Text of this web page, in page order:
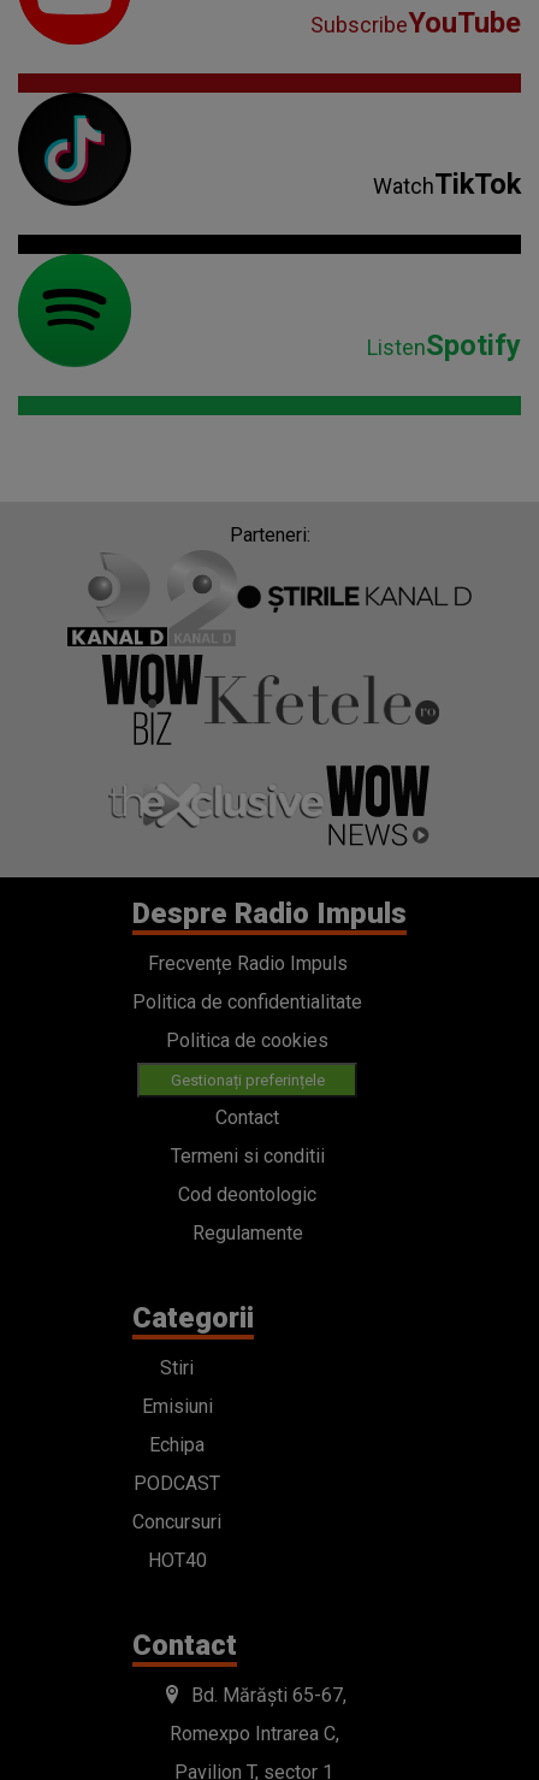
SubscribeYouTube
WatchTikTok
ListenSpotify
Parteneri:
Despre Radio Impuls
Frecvențe Radio Impuls
Politica de confidentialitate
Politica de cookies
Gestionați preferințele
Contact
Termeni si conditii
Cod deontologic
Regulamente
Categorii
Stiri
Emisiuni
Echipa
PODCAST
Concursuri
HOT40
Contact
Bd. Mărăști 65-67,
Romexpo Intrarea C,
Pavilion T, sector 1